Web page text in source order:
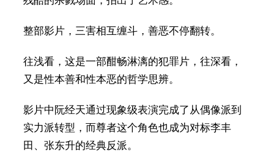
整部影片，三害相互缠斗，善恶不停翻转。
往浅看，这是一部酣畅淋漓的犯罪片，往深看，
又是性本善和性本恶的哲学思辨。
影片中阮经天通过现象级表演完成了从偶像派到
实力派转型，而尊者这个角色也成为对标李丰
田、张东升的经典反派。